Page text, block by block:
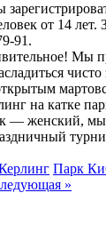
от 14
91.
Мы
на катке
— женский,
Парк
»